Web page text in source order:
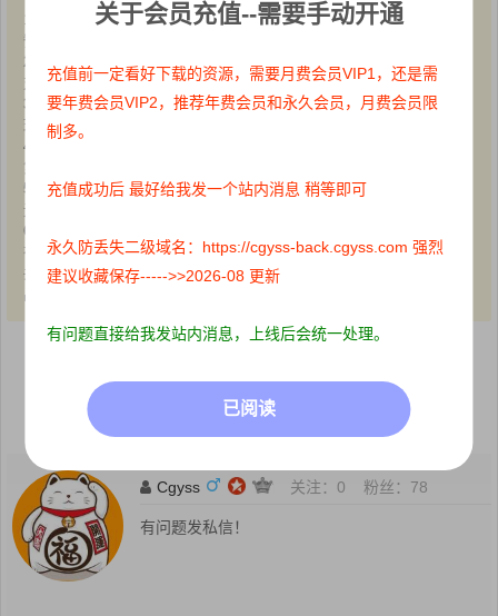
1、本站所有文章内容均来源于互联网，我站仅作收集整理，VIP/积分
赞助/打赏等费用仅为维持网站正常运转;
2、本站部分文章、图片不代表本站立场，并不代表本站赞同其观点和
对其真实性负责;
3、本站一律禁止以任何方式发布或转载任何违法的相关信息，访客发
现请向站长举报;
4、本站资源大多存储在云盘，如发现链接失效，请联系我们，我们会
第一时间更新:
5、本站分享的高质量高清写真图集，出镜模特均为成年女性正常写真
无R18内容，仅限用于摄影爱好者提供素材与鉴赏学习;
6、本站所有文章、图片、资源等均为收集自互联网，版权归原作者所
有。仅作为个人学习、研究以及欣赏!请在下载后24小时内删除。
共同维护和谐健康的互联网!如果您发现本站上有侵犯您的权益的作
品，请与我们取得联系，我们会及时删除或者修改。
Cgyss 关注： 0 粉丝： 78
有问题发私信！
关于会员充值--需要手动开通
充值前一定看好下载的资源，需要月费会员VIP1，还是需
要年费会员VIP2，推荐年费会员和永久会员，月费会员限
制多。
充值成功后 最好给我发一个站内消息 稍等即可
永久防丢失二级域名：https://cgyss-back.cgyss.com 强烈
建议收藏保存----->>2026-08 更新
有问题直接给我发站内消息，上线后会统一处理。
已阅读